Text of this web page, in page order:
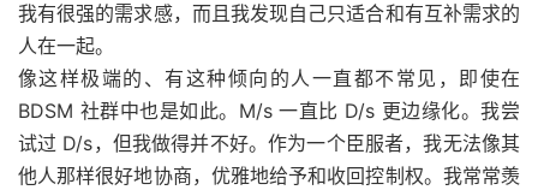
我有很强的需求感，而且我发现自己只适合和有互补需求的
人在一起。
像这样极端的、有这种倾向的人一直都不常见，即使在
BDSM 社群中也是如此。M/s 一直比 D/s 更边缘化。我尝
试过 D/s，但我做得并不好。作为一个臣服者，我无法像其
他人那样很好地协商，优雅地给予和收回控制权。我常常羡